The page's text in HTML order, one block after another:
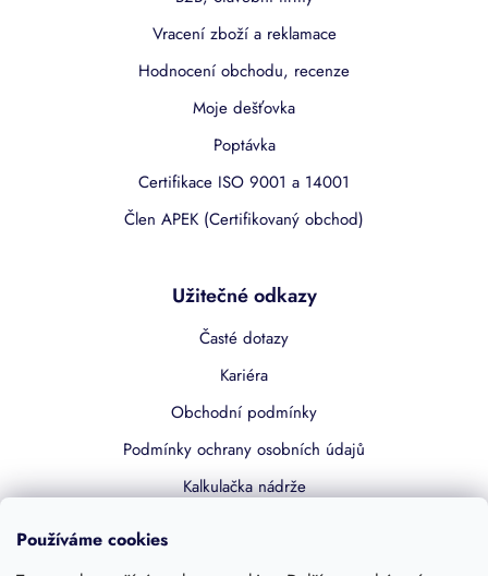
Používáme cookies
Vracení zboží a reklamace
Hodnocení obchodu, recenze
Moje dešťovka
Poptávka
Certifikace ISO 9001 a 14001
Člen APEK (Certifikovaný obchod)
Užitečné odkazy
Časté dotazy
Kariéra
Obchodní podmínky
Podmínky ochrany osobních údajů
Kalkulačka nádrže